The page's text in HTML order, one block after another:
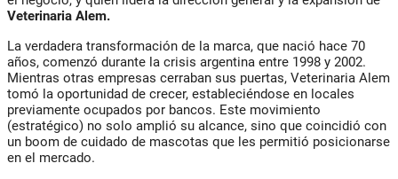
Veterinaria Alem.
La verdadera transformación de la marca, que nació hace 70
años, comenzó durante la crisis argentina entre 1998 y 2002.
Mientras otras empresas cerraban sus puertas, Veterinaria Alem
tomó la oportunidad de crecer, estableciéndose en locales
previamente ocupados por bancos. Este movimiento
(estratégico) no solo amplió su alcance, sino que coincidió con
un boom de cuidado de mascotas que les permitió posicionarse
en el mercado.